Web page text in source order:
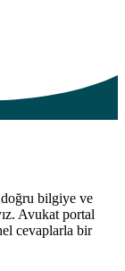
doğru bilgiye ve
Avukat portal
cevaplarla bir